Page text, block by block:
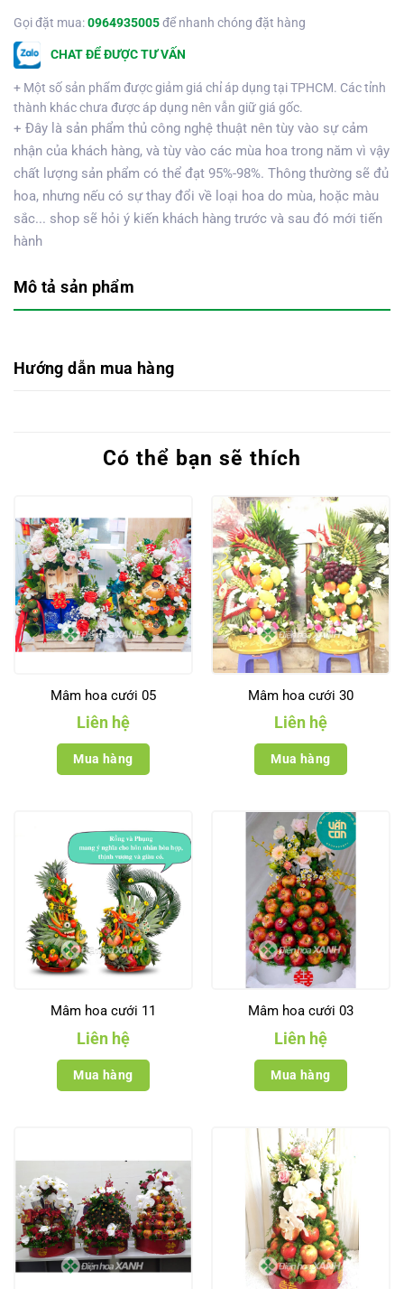
Gọi đặt mua:0964935005để nhanh chóng đặt hàng
CHAT ĐỂ ĐƯỢC TƯ VẤN
+ Một số sản phẩm được giảm giá chỉ áp dụng tại TPHCM. Các tỉnh
thành khác chưa được áp dụng nên vẫn giữ giá gốc.
+ Đây là sản phẩm thủ công nghệ thuật nên tùy vào sự cảm
nhận của khách hàng, và tùy vào các mùa hoa trong năm vì vậy
chất lượng sản phẩm có thể đạt 95%-98%. Thông thường sẽ đủ
hoa, nhưng nếu có sự thay đổi về loại hoa do mùa, hoặc màu
sắc... shop sẽ hỏi ý kiến khách hàng trước và sau đó mới tiến
hành
Mô tả sản phẩm
Hướng dẫn mua hàng
Có thể bạn sẽ thích
Mâm hoa cưới 05
Liên hệ
Mua hàng
Mâm hoa cưới 30
Liên hệ
Mua hàng
Mâm hoa cưới 11
Liên hệ
Mua hàng
Mâm hoa cưới 03
Liên hệ
Mua hàng